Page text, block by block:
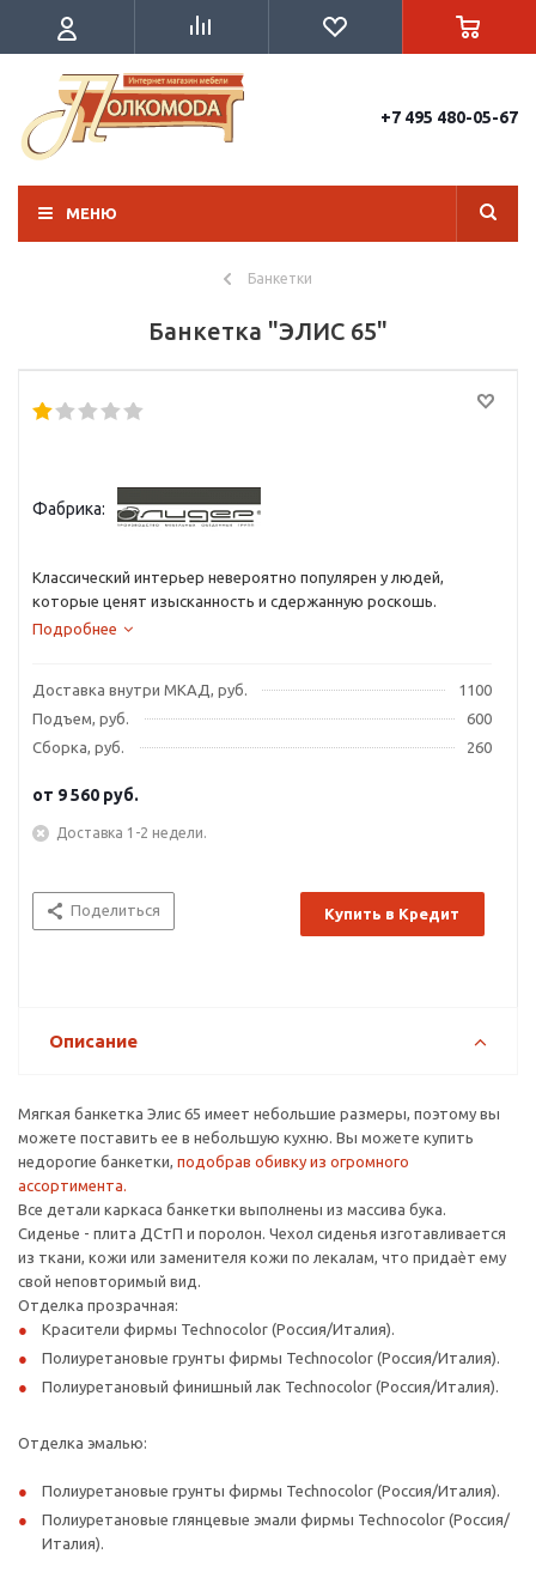
+7 495 480-05-67
МЕНЮ
Банкетки
Банкетка "ЭЛИС 65"
Фабрика:
Классический интерьер невероятно популярен у людей,
которые ценят изысканность и сдержанную роскошь.
Подробнее
Доставка внутри МКАД, руб.
1100
Подъем, руб.
600
Сборка, руб.
260
от 9 560 руб.
Доставка 1-2 недели.
Поделиться Купить в Кредит
Описание
Мягкая банкетка Элис 65 имеет небольшие размеры, поэтому вы
можете поставить ее в небольшую кухню. Вы можете купить
недорогие банкетки, подобрав обивку из огромного
ассортимента.
Все детали каркаса банкетки выполнены из массива бука.
Сиденье - плита ДСтП и поролон. Чехол сиденья изготавливается
из ткани, кожи или заменителя кожи по лекалам, что придаѐт ему
свой неповторимый вид.
Отделка прозрачная:
Красители фирмы Technocolor (Россия/Италия).
Полиуретановые грунты фирмы Technocolor (Россия/Италия).
Полиуретановый финишный лак Technocolor (Россия/Италия).
Отделка эмалью:
Полиуретановые грунты фирмы Technocolor (Россия/Италия).
Полиуретановые глянцевые эмали фирмы Technocolor (Россия/
Италия).